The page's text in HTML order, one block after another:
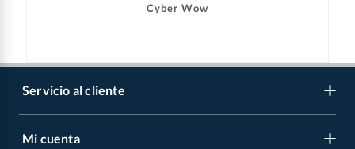
Cyber Wow
Servicio al cliente
Libro de reclamaciones
Mi cuenta